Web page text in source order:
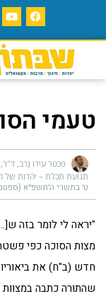
טעמי
פכטר עידו (רב, ד"ר,
תנועת תכלת – יהדות
ט׳ בתשרי ה׳תשפ״א (ספטמבר 27,
"יראה לי לומר בזה
מצות הסוכה כפי
חדש (ב"ח) את
שהתורה כתבה במצוות